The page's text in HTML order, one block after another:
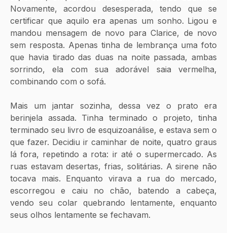
Novamente, acordou desesperada, tendo que se
certificar que aquilo era apenas um sonho. Ligou e
mandou mensagem de novo para Clarice, de novo
sem resposta. Apenas tinha de lembrança uma foto
que havia tirado das duas na noite passada, ambas
sorrindo, ela com sua adorável saia vermelha,
combinando com o sofá.
Mais um jantar sozinha, dessa vez o prato era
berinjela assada. Tinha terminado o projeto, tinha
terminado seu livro de esquizoanálise, e estava sem o
que fazer. Decidiu ir caminhar de noite, quatro graus
lá fora, repetindo a rota: ir até o supermercado. As
ruas estavam desertas, frias, solitárias. A sirene não
tocava mais. Enquanto virava a rua do mercado,
escorregou e caiu no chão, batendo a cabeça,
vendo seu colar quebrando lentamente, enquanto
seus olhos lentamente se fechavam.